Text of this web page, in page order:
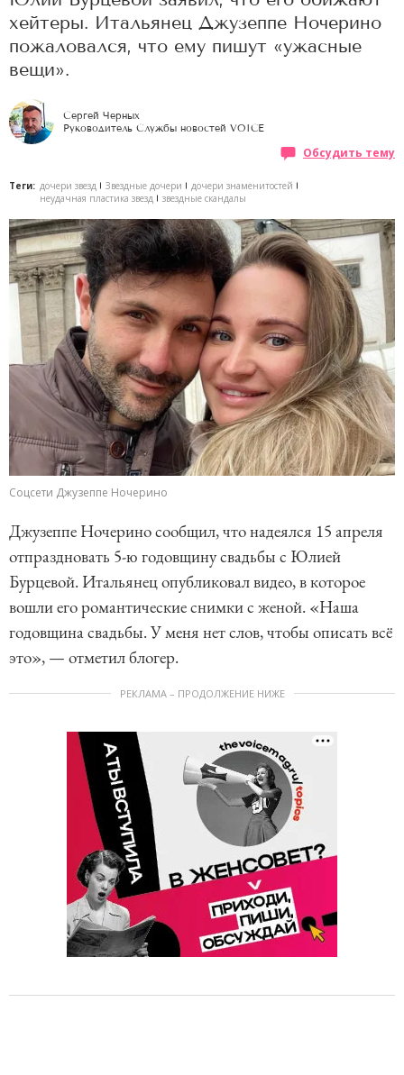
хейтеры. Итальянец Джузеппе Ночерино
пожаловался, что ему пишут «ужасные
вещи».
Сергей Черных
Руководитель Службы новостей VOICE
Обсудить тему
Теги: дочери звезд Звездные дочери
дочери знаменитостей
неудачная пластика звезд
звездные скандалы
Соцсети Джузеппе Ночерино
Джузеппе Ночерино сообщил, что надеялся 15 апреля
отпраздновать 5-ю годовщину свадьбы с Юлией
Бурцевой. Итальянец опубликовал видео, в которое
вошли его романтические снимки с женой. «Наша
годовщина свадьбы. У меня нет слов, чтобы описать всё
это», — отметил блогер.
РЕКЛАМА – ПРОДОЛЖЕНИЕ НИЖЕ